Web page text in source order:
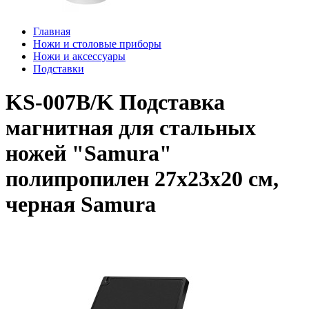
Главная
Ножи и столовые приборы
Ножи и аксессуары
Подставки
KS-007B/K Подставка
магнитная для стальных
ножей "Samura"
полипропилен 27х23х20 см,
черная Samura